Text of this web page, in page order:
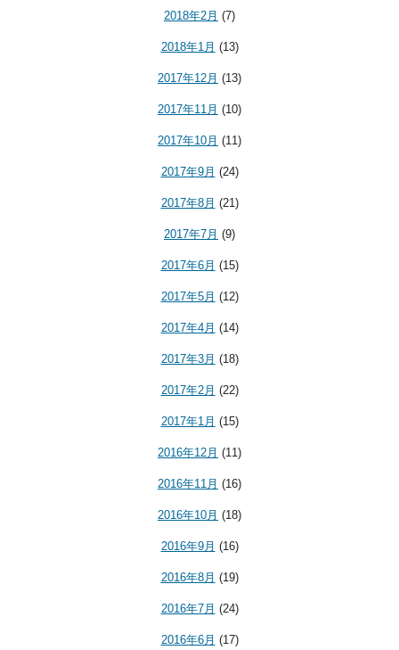
2018年2月 (7)
2018年1月 (13)
2017年12月 (13)
2017年11月 (10)
2017年10月 (11)
2017年9月 (24)
2017年8月 (21)
2017年7月 (9)
2017年6月 (15)
2017年5月 (12)
2017年4月 (14)
2017年3月 (18)
2017年2月 (22)
2017年1月 (15)
2016年12月 (11)
2016年11月 (16)
2016年10月 (18)
2016年9月 (16)
2016年8月 (19)
2016年7月 (24)
2016年6月 (17)